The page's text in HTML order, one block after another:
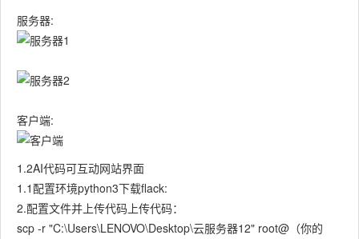
服务器:
客户端:
1.2AI代码可互动网站界面
1.1配置环境python3下载flack:
2.配置文件并上传代码上传代码：
scp -r "C:\Users\LENOVO\Desktop\云服务器12" root@（你的